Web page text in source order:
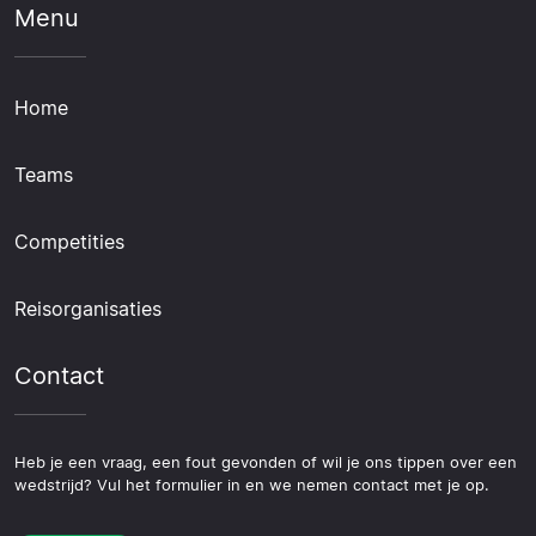
Menu
Home
Teams
Competities
Reisorganisaties
Contact
Heb je een vraag, een fout gevonden of wil je ons tippen over een
wedstrijd? Vul het formulier in en we nemen contact met je op.